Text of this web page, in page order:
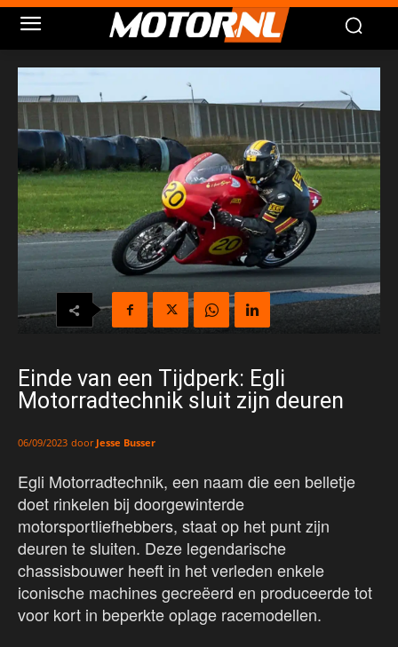
Einde van een Tijdperk: Egli
Motorradtechnik sluit zijn deuren
06/09/2023 door Jesse Busser
Egli Motorradtechnik, een naam die een belletje
doet rinkelen bij doorgewinterde
motorsportliefhebbers, staat op het punt zijn
deuren te sluiten. Deze legendarische
chassisbouwer heeft in het verleden enkele
iconische machines gecreëerd en produceerde tot
voor kort in beperkte oplage racemodellen.